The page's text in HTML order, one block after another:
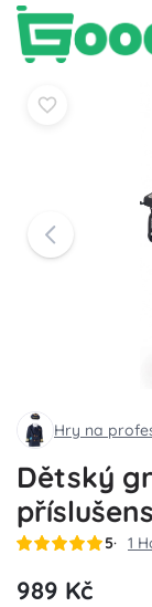
Hry na
Dětský
5 1
989 Kč